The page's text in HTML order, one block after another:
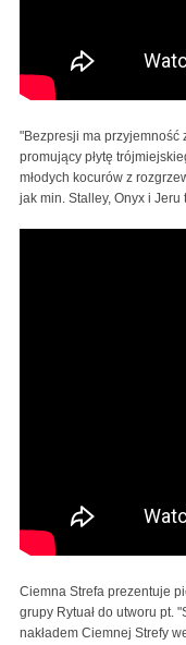
"Bezpresji ma przyjemność
promujący płytę
młodych kocurów z
jak min. Stalley, Onyx i
Ciemna Strefa prezentuje
grupy Rytuał do utworu pt.
nakładem Ciemnej Strefy